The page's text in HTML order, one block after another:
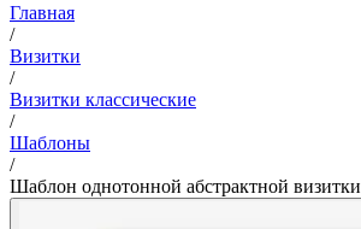
Главная
/
Визитки
/
Визитки классические
/
Шаблоны
/
Шаблон однотонной абстрактной визитки